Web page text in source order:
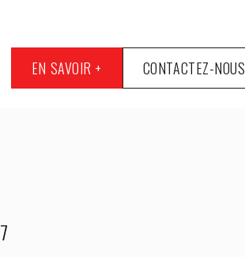
EN SAVOIR + CONTACTEZ-NOUS